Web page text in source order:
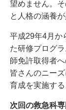
望めません。
と人格の涵養が
平成29年4月か
た研修プログ
師免許取得者
皆さんのニー
育成を実施す
次回の救急科